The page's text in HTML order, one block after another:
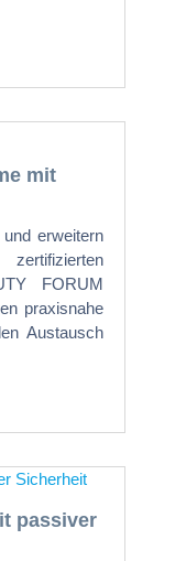
mit
erweitern
FORUM
praxisnahe
Austausch
passiver